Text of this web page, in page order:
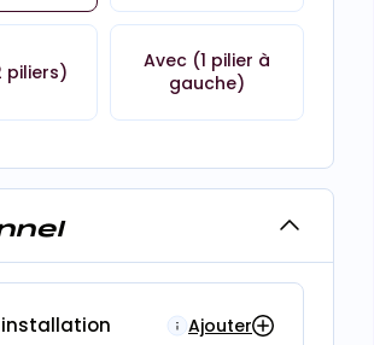
piliers)
Avec (1 pilier à
gauche)
installation Ajouter